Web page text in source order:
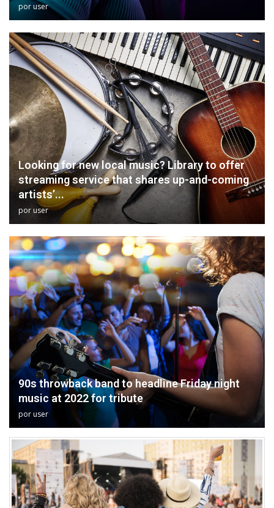
poruser
Looking for new local music? Library to offer
streaming service that shares up-and-coming
artists’...
poruser
90s throwback band to headline Friday night
music at 2022 for tribute
poruser